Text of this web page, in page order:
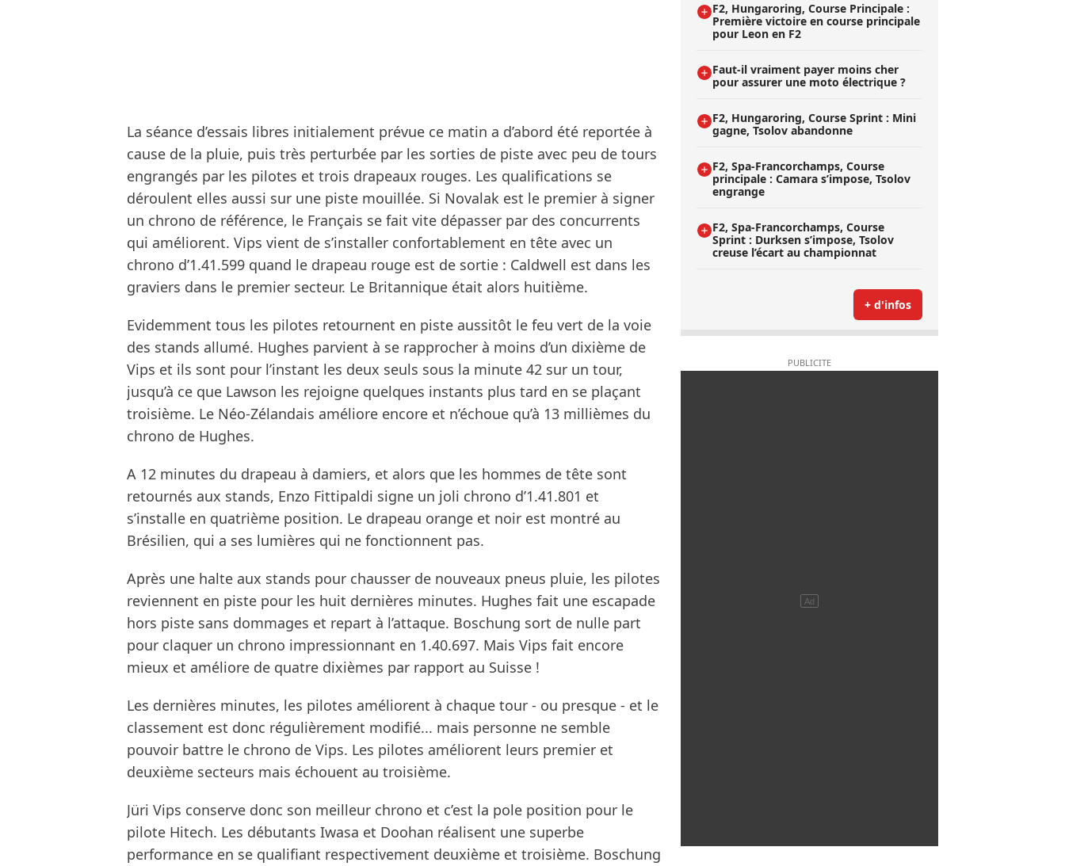
La séance d’essais libres initialement prévue ce matin a d’abord été reportée à
cause de la pluie, puis très perturbée par les sorties de piste avec peu de tours
engrangés par les pilotes et trois drapeaux rouges. Les qualifications se
déroulent elles aussi sur une piste mouillée. Si Novalak est le premier à signer
un chrono de référence, le Français se fait vite dépasser par des concurrents
qui améliorent. Vips vient de s’installer confortablement en tête avec un
chrono d’1.41.599 quand le drapeau rouge est de sortie : Caldwell est dans les
graviers dans le premier secteur. Le Britannique était alors huitième.
Evidemment tous les pilotes retournent en piste aussitôt le feu vert de la voie
des stands allumé. Hughes parvient à se rapprocher à moins d’un dixième de
Vips et ils sont pour l’instant les deux seuls sous la minute 42 sur un tour,
jusqu’à ce que Lawson les rejoigne quelques instants plus tard en se plaçant
troisième. Le Néo-Zélandais améliore encore et n’échoue qu’à 13 millièmes du
chrono de Hughes.
A 12 minutes du drapeau à damiers, et alors que les hommes de tête sont
retournés aux stands, Enzo Fittipaldi signe un joli chrono d’1.41.801 et
s’installe en quatrième position. Le drapeau orange et noir est montré au
Brésilien, qui a ses lumières qui ne fonctionnent pas.
Après une halte aux stands pour chausser de nouveaux pneus pluie, les pilotes
reviennent en piste pour les huit dernières minutes. Hughes fait une escapade
hors piste sans dommages et repart à l’attaque. Boschung sort de nulle part
pour claquer un chrono impressionnant en 1.40.697. Mais Vips fait encore
mieux et améliore de quatre dixièmes par rapport au Suisse !
Les dernières minutes, les pilotes améliorent à chaque tour - ou presque - et le
classement est donc régulièrement modifié... mais personne ne semble
pouvoir battre le chrono de Vips. Les pilotes améliorent leurs premier et
deuxième secteurs mais échouent au troisième.
Jüri Vips conserve donc son meilleur chrono et c’est la pole position pour le
pilote Hitech. Les débutants Iwasa et Doohan réalisent une superbe
performance en se qualifiant respectivement deuxième et troisième. Boschung
F2, Hungaroring, Course Principale :
Première victoire en course principale
pour Leon en F2
Faut-il vraiment payer moins cher
pour assurer une moto électrique ?
F2, Hungaroring, Course Sprint : Mini
gagne, Tsolov abandonne
F2, Spa-Francorchamps, Course
principale : Camara s’impose, Tsolov
engrange
F2, Spa-Francorchamps, Course
Sprint : Durksen s’impose, Tsolov
creuse l’écart au championnat
+ d'infos